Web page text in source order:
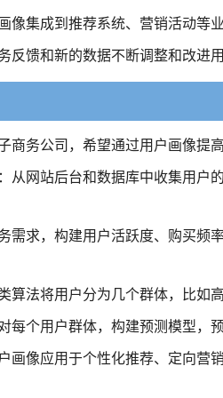
像集成到推荐系统、营销活动等业
反馈和新的数据不断调整和改进用
商务公司，希望通过用户画像提
从网站后台和数据库中收集用户
需求，构建用户活跃度、购买频
算法将用户分为几个群体，比如
每个用户群体，构建预测模型，
画像应用于个性化推荐、定向营